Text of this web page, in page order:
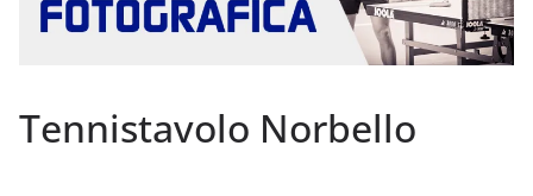
Tennistavolo Norbello